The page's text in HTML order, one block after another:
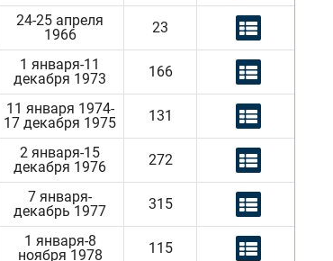
24-25 апреля
1966
23
1 января-11
декабря 1973
166
11 января 1974-
17 декабря 1975
131
2 января-15
декабря 1976
272
7 января-
декабрь 1977
315
1 января-8
ноября 1978
115